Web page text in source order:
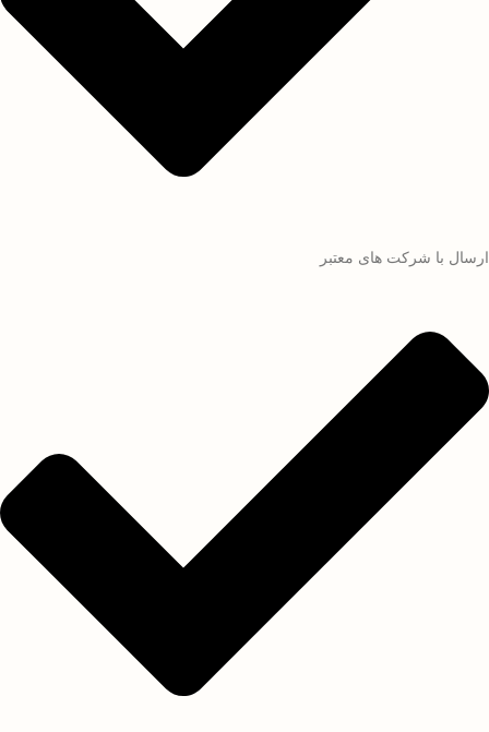
ارسال با شرکت های معتبر